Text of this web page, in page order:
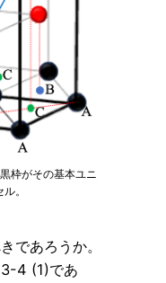
枠がその基本ユニ
。
であろうか。
3-4 (1)であ